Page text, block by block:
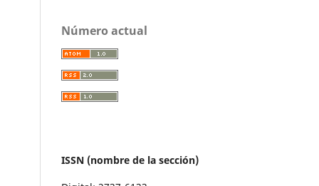
Número actual
ISSN (nombre de la sección)